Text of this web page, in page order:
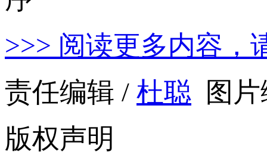
>>> 阅读更多内容，
责任编辑 / 杜聪 图
版权声明